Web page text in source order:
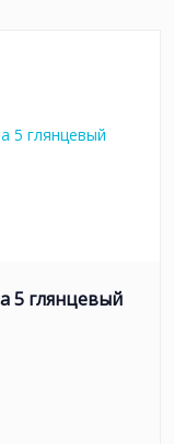
5 глянцевый